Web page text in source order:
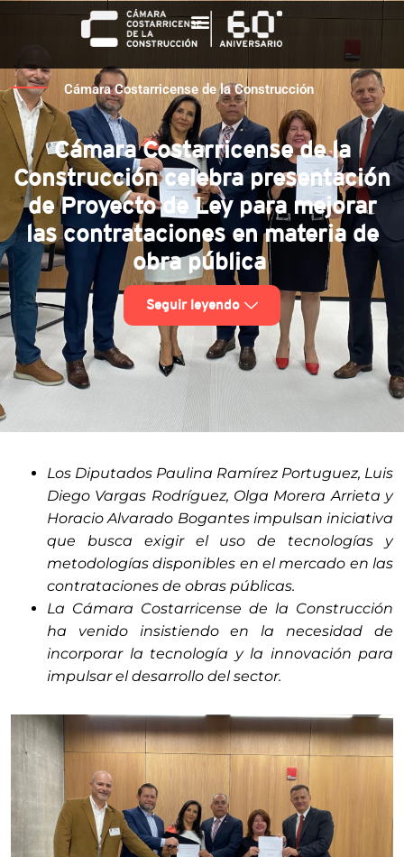
Cámara Costarricense de la Construcción
Cámara Costarricense de la
Construcción celebra presentación
de Proyecto de Ley para mejorar
las contrataciones en materia de
obra pública
Seguir leyendo
Los Diputados Paulina Ramírez Portuguez, Luis
Diego Vargas Rodríguez, Olga Morera Arrieta y
Horacio Alvarado Bogantes impulsan iniciativa
que busca exigir el uso de tecnologías y
metodologías disponibles en el mercado en las
contrataciones de obras públicas.
La Cámara Costarricense de la Construcción
ha venido insistiendo en la necesidad de
incorporar la tecnología y la innovación para
impulsar el desarrollo del sector.